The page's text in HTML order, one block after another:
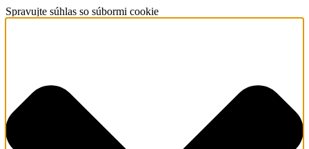
Spravujte súhlas so súbormi cookie
(Kongregácia,
provincia)
blahoslavení
redemptoristi